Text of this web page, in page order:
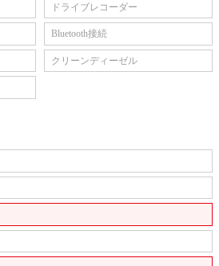
ドライブレコーダー
Bluetooth接続
クリーンディーゼル